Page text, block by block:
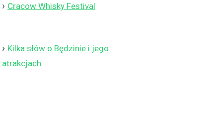
Cracow Whisky Festival
Kilka słów o Będzinie i jego
atrakcjach